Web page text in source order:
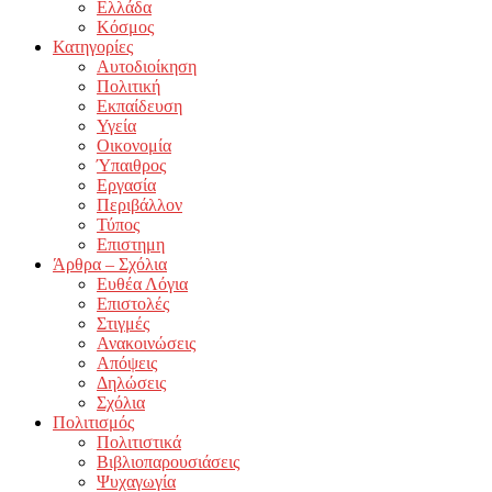
Ελλάδα
Κόσμος
Κατηγορίες
Αυτοδιοίκηση
Πολιτική
Εκπαίδευση
Υγεία
Οικονομία
Ύπαιθρος
Εργασία
Περιβάλλον
Τύπος
Επιστημη
Άρθρα – Σχόλια
Ευθέα Λόγια
Επιστολές
Στιγμές
Ανακοινώσεις
Απόψεις
Δηλώσεις
Σχόλια
Πολιτισμός
Πολιτιστικά
Βιβλιοπαρουσιάσεις
Ψυχαγωγία